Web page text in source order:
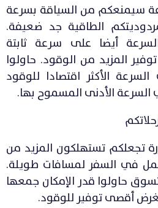
سيمنعكم من السياقة بسرعة
الطاقية جد ضعيفة.
أيضا على سرعة ثابتة
المزيد من الوقود. حاولوا
الأكثر اقتصادا للوقود
الأدنى المسموح بها.
تجعلكم تستهلكون المزيد من
في السفر لمسافات طويلة.
حاولوا قدر الإمكان جمعها
أقصى توفير للوقود.